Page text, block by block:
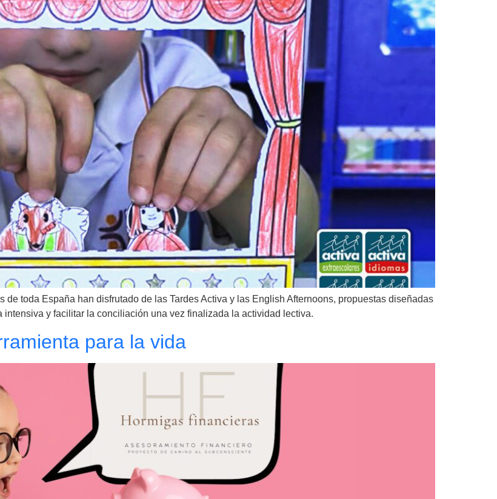
toda España han disfrutado de las Tardes Activa y las English Afternoons, propuestas diseñadas
y facilitar la conciliación una vez finalizada la actividad lectiva.
para la vida